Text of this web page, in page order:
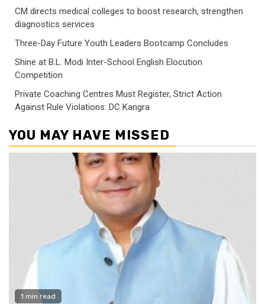
CM directs medical colleges to boost research, strengthen
diagnostics services
Three-Day Future Youth Leaders Bootcamp Concludes
Shine at B.L. Modi Inter-School English Elocution
Competition
Private Coaching Centres Must Register, Strict Action
Against Rule Violations: DC Kangra
YOU MAY HAVE MISSED
1 min read